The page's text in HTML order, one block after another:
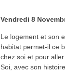
Vendredi 8
Le logement et son
habitat permet-il ce
chez soi et pour
Soi, avec son